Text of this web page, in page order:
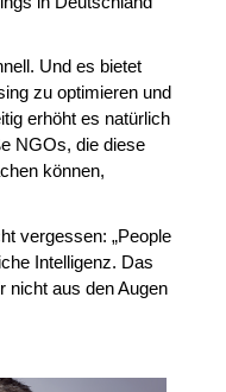
Und es bietet
zu optimieren und
erhöht es natürlich
NGOs, die diese
können,
vergessen: „People
Intelligenz. Das
nicht aus den Augen